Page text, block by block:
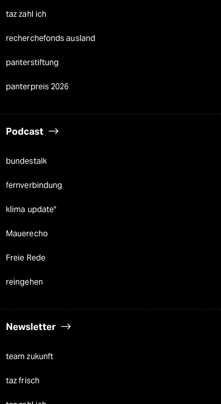
taz zahl ich
recherchefonds ausland
panterstiftung
panterpreis 2026
Podcast
bundestalk
fernverbindung
klima update°
Mauerecho
Freie Rede
reingehen
Newsletter
team zukunft
taz frisch